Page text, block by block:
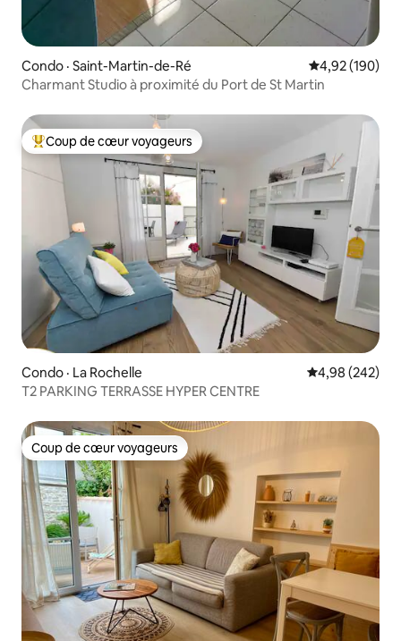
Condo · Saint-Martin-de-Ré Note
4,92 (190)
Charmant Studio à proximité du Port de St Martin
Coup de cœur voyageurs parmi les plus aimés
Coup de cœur voyageurs
Condo · La Rochelle Note
4,98 (242)
T2 PARKING TERRASSE HYPER CENTRE
Coup de cœur voyageurs
Coup de cœur voyageurs